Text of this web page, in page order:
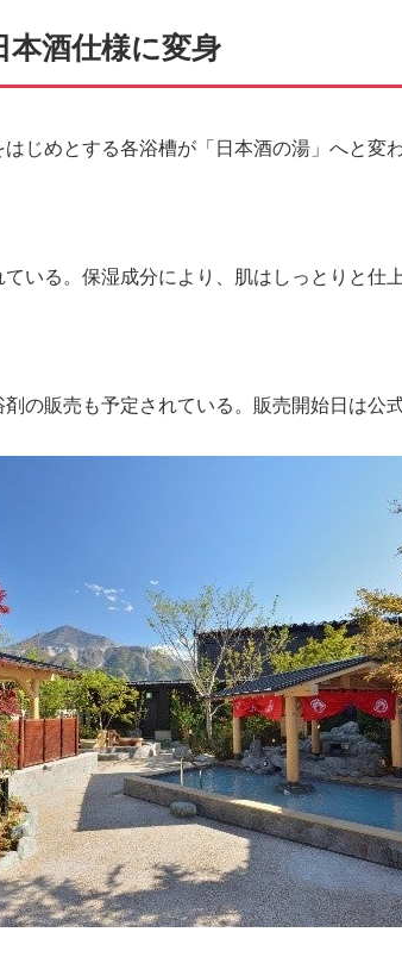
本酒仕様に変身
じめとする各浴槽が「日本酒の湯」へと変
いる。保湿成分により、肌はしっとりと仕
の販売も予定されている。販売開始日は公